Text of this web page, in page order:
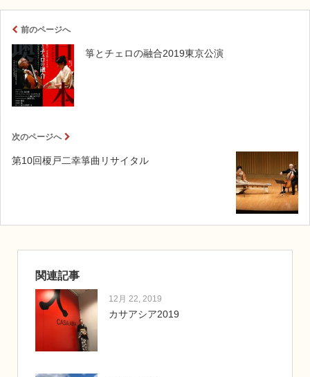
前のページへ
箏とチェロの融合2019東京公演
次のページへ
第10回榎戸二幸箏曲リサイタル
関連記事
12月 22, 2019
カサアシア2019